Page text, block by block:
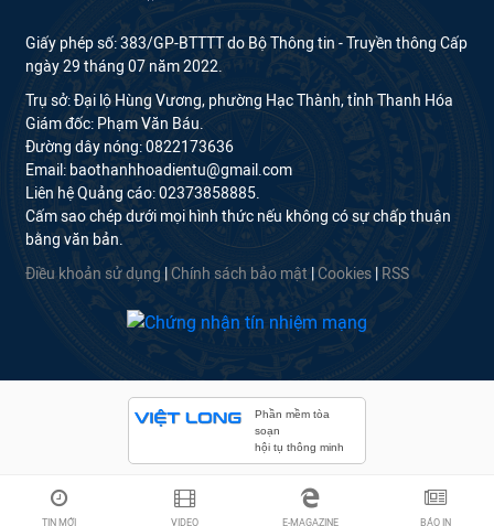
Giấy phép số: 383/GP-BTTTT do Bộ Thông tin - Truyền thông Cấp
ngày 29 tháng 07 năm 2022.
Trụ sở: Đại lộ Hùng Vương, phường Hạc Thành, tỉnh Thanh Hóa
Giám đốc: Phạm Văn Báu.
Đường dây nóng: 0822173636
Email: baothanhhoadientu@gmail.com
Liên hệ Quảng cáo: 02373858885.
Cấm sao chép dưới mọi hình thức nếu không có sự chấp thuận
bằng văn bản.
Điều khoản sử dụng Chính sách bảo mật Cookies RSS
Phần mềm tòa
soạn
hội tụ thông minh
TIN MỚI VIDEO E-MAGAZINE BÁO IN